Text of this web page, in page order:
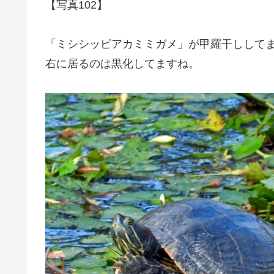
【写真102】
「ミシシッピアカミミガメ」が甲羅干しして
右に居るのは黒化してますね。